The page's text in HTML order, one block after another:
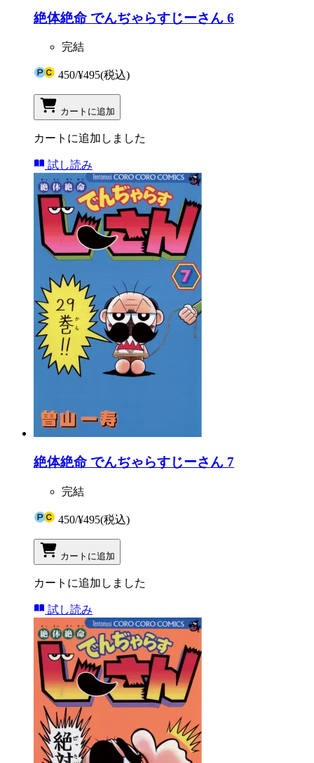
絶体絶命 でんぢゃらすじーさん 6
完結
450/¥495(税込)
カートに追加
カートに追加しました
試し読み
絶体絶命 でんぢゃらすじーさん 7
完結
450/¥495(税込)
カートに追加
カートに追加しました
試し読み